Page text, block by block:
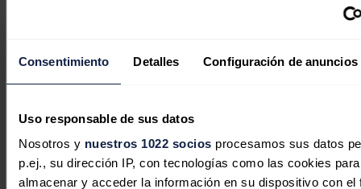
Consentimiento Detalles Configuración de anuncios
Uso responsable de sus datos
Nosotros y nuestros 1022 socios procesamos sus datos
p.ej., su dirección IP, con tecnologías como las cookies para
almacenar y acceder la información en su dispositivo con el
emergencia.
Noticias relacionadas